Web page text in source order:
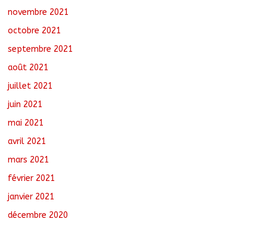
novembre 2021
octobre 2021
septembre 2021
août 2021
juillet 2021
juin 2021
mai 2021
avril 2021
mars 2021
février 2021
janvier 2021
décembre 2020